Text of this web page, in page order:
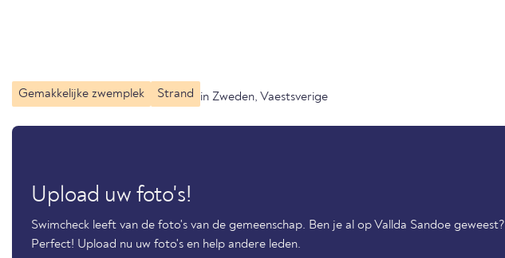
Gemakkelijke zwemplek Strand in Zweden, Vaestsverige
Upload uw foto's!
Swimcheck leeft van de foto's van de gemeenschap. Ben je al op Vallda Sandoe geweest?
Perfect! Upload nu uw foto's en help andere leden.